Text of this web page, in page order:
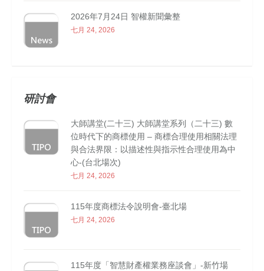
2026年7月24日 智權新聞彙整
七月 24, 2026
研討會
大師講堂(二十三) 大師講堂系列（二十三) 數
位時代下的商標使用 – 商標合理使用相關法理
與合法界限：以描述性與指示性合理使用為中
心-(台北場次)
七月 24, 2026
115年度商標法令說明會-臺北場
七月 24, 2026
115年度「智慧財產權業務座談會」-新竹場